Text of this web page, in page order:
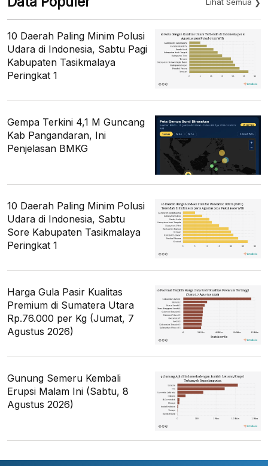
10 Daerah Paling Minim Polusi
Udara di Indonesia, Sabtu Pagi
Kabupaten Tasikmalaya
Peringkat 1
Gempa Terkini 4,1 M Guncang
Kab Pangandaran, Ini
Penjelasan BMKG
10 Daerah Paling Minim Polusi
Udara di Indonesia, Sabtu
Sore Kabupaten Tasikmalaya
Peringkat 1
Harga Gula Pasir Kualitas
Premium di Sumatera Utara
Rp.76.000 per Kg (Jumat, 7
Agustus 2026)
Gunung Semeru Kembali
Erupsi Malam Ini (Sabtu, 8
Agustus 2026)